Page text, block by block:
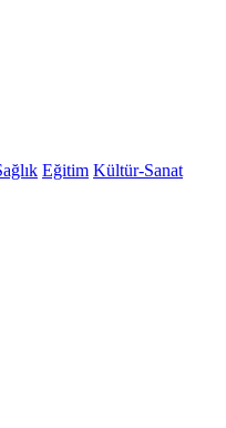
Eğitim Kültür-Sanat